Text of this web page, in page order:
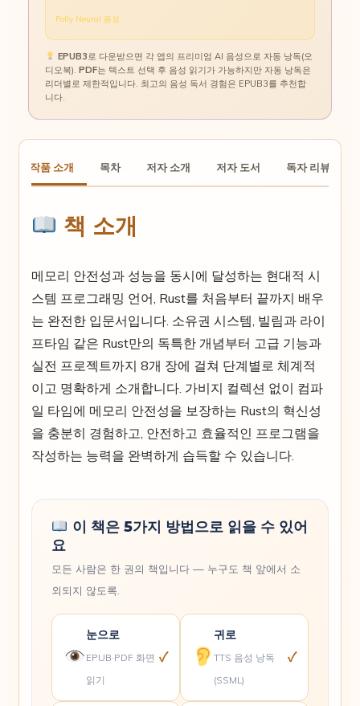
Polly Neural 음성
EPUB3로 다운받으면 각 앱의 프리미엄 AI 음성으로 자동 낭독(오
디오북).PDF는 텍스트 선택 후 음성 읽기가 가능하지만 자동 낭독은
리더별로 제한적입니다. 최고의 음성 독서 경험은 EPUB3를 추천합
니다.
작품 소개 목차 저자 소개 저자 도서 독자 리뷰
책 소개
메모리 안전성과 성능을 동시에 달성하는 현대적 시
스템 프로그래밍 언어, Rust를 처음부터 끝까지 배우
는 완전한 입문서입니다. 소유권 시스템, 빌림과 라이
프타임 같은 Rust만의 독특한 개념부터 고급 기능과
실전 프로젝트까지 8개 장에 걸쳐 단계별로 체계적
이고 명확하게 소개합니다. 가비지 컬렉션 없이 컴파
일 타임에 메모리 안전성을 보장하는 Rust의 혁신성
을 충분히 경험하고, 안전하고 효율적인 프로그램을
작성하는 능력을 완벽하게 습득할 수 있습니다.
이 책은 5가지 방법으로 읽을 수 있어
요
모든 사람은 한 권의 책입니다 — 누구도 책 앞에서 소
외되지 않도록.
눈으로
EPUB·PDF 화면
읽기
✓
귀로
TTS 음성 낭독
(SSML)
✓